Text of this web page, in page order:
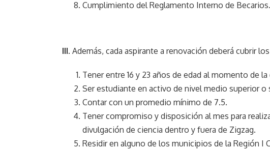
Cumplimiento del Reglamento Interno de Becarios.
III. Además, cada aspirante a renovación deberá cubrir
Tener entre 16 y 23 años de edad al momento de
Ser estudiante en activo de nivel medio superior o
Contar con un promedio mínimo de 7.5.
Tener compromiso y disposición al mes para
divulgación de ciencia dentro y fuera de Zigzag.
Residir en alguno de los municipios de la Región I